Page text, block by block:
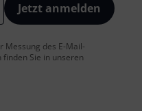
Jetzt anmelden
Messung des E-Mail-
Sie in unseren